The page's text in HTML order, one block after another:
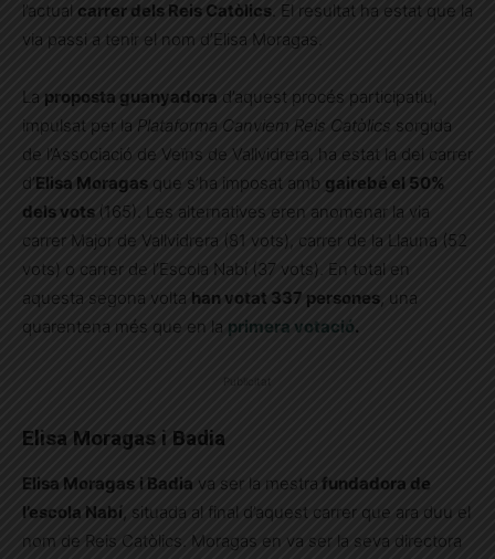
l’actual carrer dels Reis Catòlics. El resultat ha estat que la
via passi a tenir el nom d’Elisa Moragas.
La proposta guanyadora d’aquest procés participatiu,
impulsat per la Plataforma Canviem Reis Catòlics sorgida
de l’Associació de Veïns de Vallvidrera, ha estat la del carrer
d’ Elisa Moragas que s’ha imposat amb gairebé el 50%
dels vots (165). Les alternatives eren anomenar la via
carrer Major de Vallvidrera (81 vots), carrer de la Llauna (52
vots) o carrer de l’Escola Nabí (37 vots). En total en
aquesta segona volta han votat 337 persones, una
quarentena més que en la primera votació.
Elisa Moragas i Badia
Elisa Moragas i Badia va ser la mestra fundadora de
l’escola Nabí, situada al final d’aquest carrer que ara duu el
nom de Reis Catòlics. Moragas en va ser la seva directora